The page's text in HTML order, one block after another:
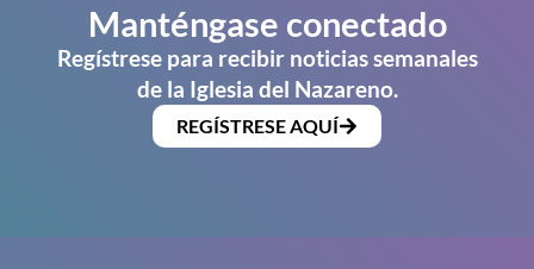
Manténgase conectado
Regístrese para recibir noticias semanales
de la Iglesia del Nazareno.
REGÍSTRESE AQUÍ